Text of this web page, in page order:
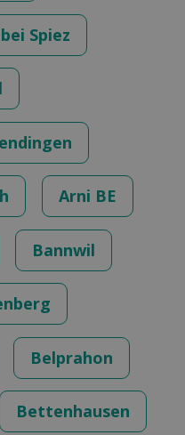
Spiez
Arni BE
Bannwil
Belprahon
Bettenhausen